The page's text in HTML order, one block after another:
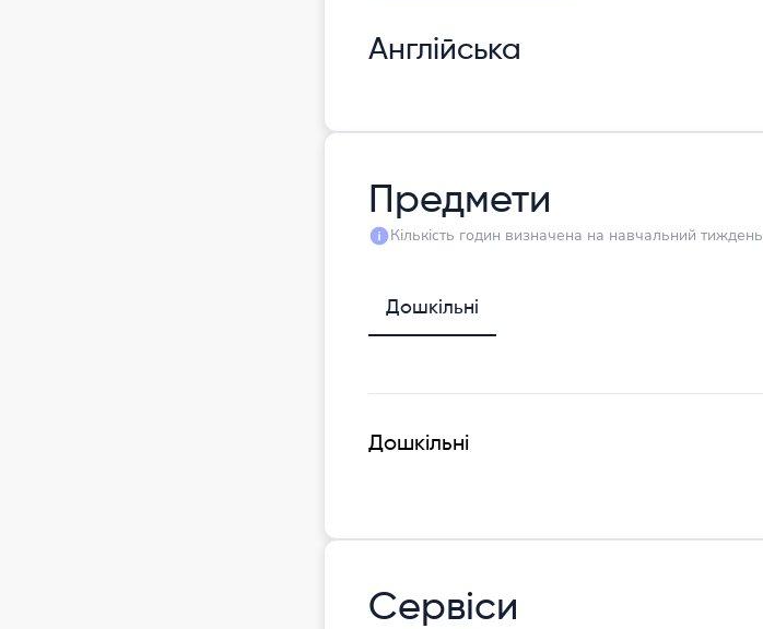
Англійська
Предмети
Кількість годин визначена на навчальний тиждень
Дошкільні
Дошкільні
Сервіси